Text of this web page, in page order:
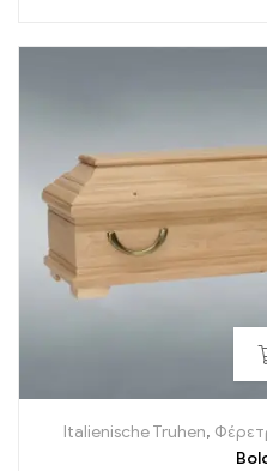
Italienische Truhen,